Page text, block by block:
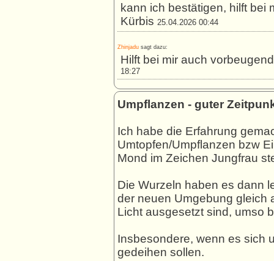
kann ich bestätigen, hilft bei
Kürbis 25.04.2026 00:44
Zhinjadu sagt dazu:
Hilft bei mir auch
18:27
Umpflanzen - guter
Ich habe die Erfahrung
Umtopfen/Umpflanzen bzw
Mond im Zeichen Jungfrau
Die Wurzeln haben es dann
der neuen Umgebung gleich
Licht ausgesetzt sind, umso
Insbesondere, wenn es sich
gedeihen sollen.